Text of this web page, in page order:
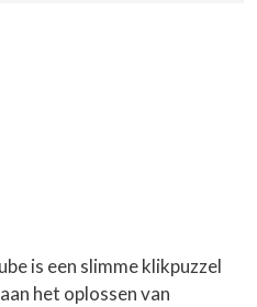
is een slimme klikpuzzel
het oplossen van